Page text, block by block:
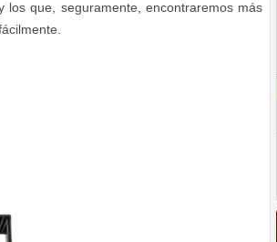
los que, seguramente, encontraremos más